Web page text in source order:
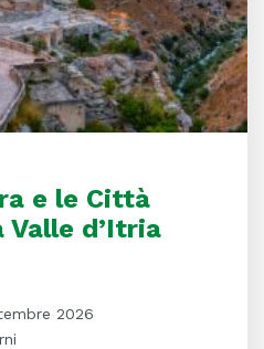
e le Città
Valle d’Itria
2026